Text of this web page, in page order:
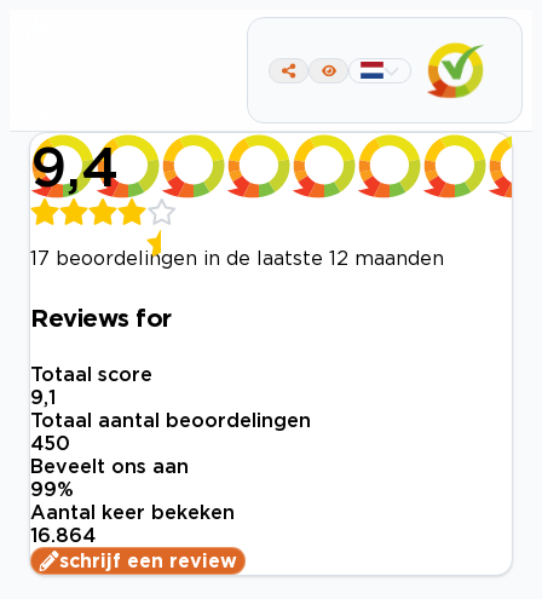
9,4
17 beoordelingen in de laatste 12 maanden
Reviews for
Totaal score
9,1
Totaal aantal beoordelingen
450
Beveelt ons aan
99%
Aantal keer bekeken
16.864
schrijf een review